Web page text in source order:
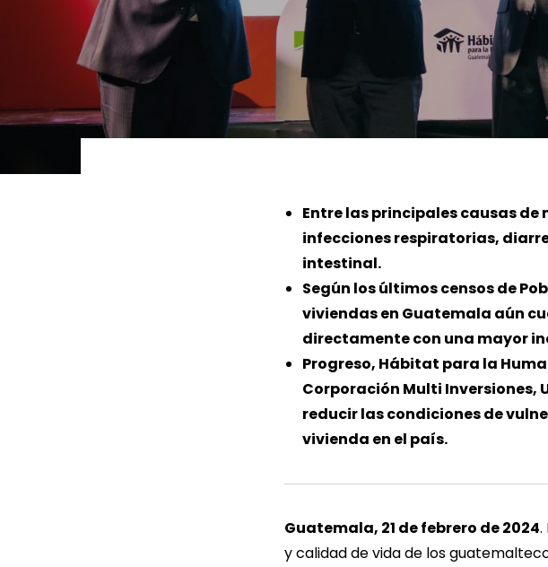
LEER MÁS
Entre las principales causas
infecciones respiratorias,
intestinal.
Según los últimos censos de
viviendas en Guatemala aún
directamente con una mayor
Progreso, Hábitat para la
Corporación Multi Inversiones,
reducir las condiciones de
vivienda en el país.
Guatemala, 21 de febrero de 2024.
y calidad de vida de los